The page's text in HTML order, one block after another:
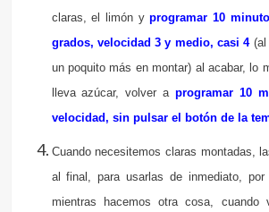
claras, el limón yprogramar 10
grados, velocidad 3 y medio, casi 4(al
un poquito más en montar) al acabar, lo
lleva azúcar, volver aprogramar 10
velocidad, sin pulsar el botón de la
Cuando necesitemos claras montadas,
al final, para usarlas de inmediato,
mientras hacemos otra cosa, cuando